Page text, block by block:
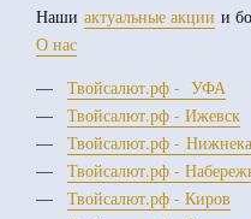
Наши актуальные акции и
О нас
Твойсалют.рф - УФА
Твойсалют.рф - Ижевск
Твойсалют.рф -
Твойсалют.рф -
Твойсалют.рф - Киров